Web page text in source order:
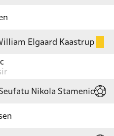
Elgaard Kaastrup
Nikola Stamenic